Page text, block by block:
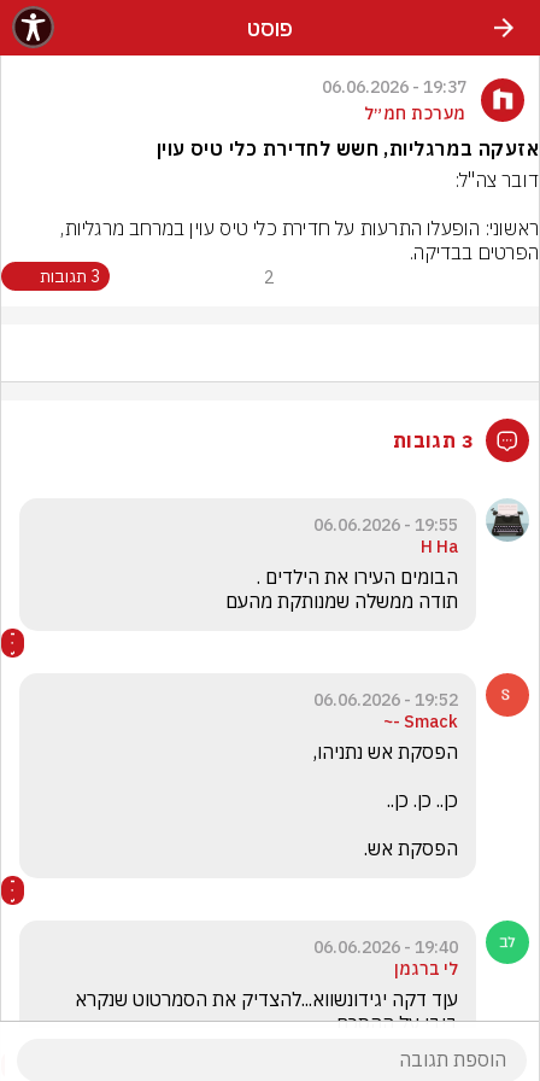
פוסט
19:37 - 06.06.2026
מערכת חמ״ל
אזעקה במרגליות, חשש לחדירת כלי טיס עוין
הפרטים בבדיקה.
2 3 תגובות
3 תגובות
19:55 - 06.06.2026
H Ha
תודה ממשלה שמנותקת מהעם
19:52 - 06.06.2026
Smack -~
הפסקת אש.
19:40 - 06.06.2026
לי ברגמן
ביבי על ההסכם